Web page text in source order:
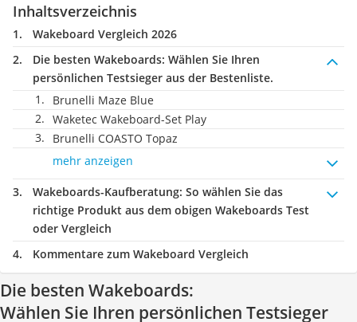
Inhaltsverzeichnis
Wakeboard Vergleich 2026
Die besten Wakeboards: Wählen Sie Ihren
persönlichen Testsieger aus der Bestenliste.
Brunelli Maze Blue
Waketec Wakeboard-Set Play
Brunelli COASTO Topaz
mehr anzeigen
Wakeboards-Kaufberatung: So wählen Sie das
richtige Produkt aus dem obigen Wakeboards Test
oder Vergleich
Kommentare zum Wakeboard Vergleich
Die besten Wakeboards:
Wählen Sie Ihren persönlichen Testsieger